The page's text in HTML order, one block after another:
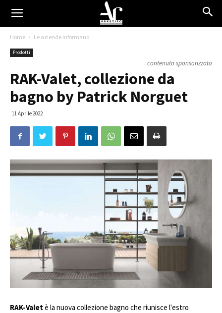
Home Le aziende informano
Prodotti
contenuto sponsorizzato
RAK-Valet, collezione da
bagno by Patrick Norguet
11 Aprile 2022
RAK-Valetè la nuova collezione bagno che riunisce l'estro